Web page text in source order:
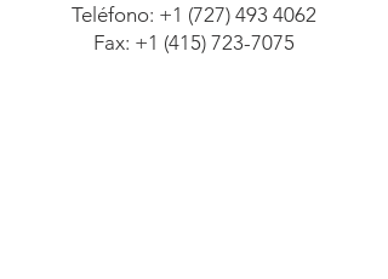
Teléfono: +1 (727) 493 4062
Fax: +1 (415) 723-7075